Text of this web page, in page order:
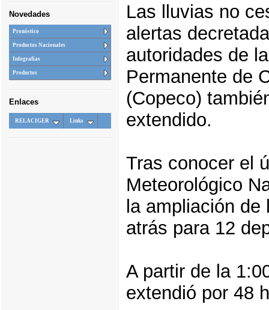
Novedades
Pronóstico
Productos Nacionales
Infografias
Productos
Enlaces
RELACIGER Links
Las lluvias no
alertas
autoridades de
Permanente de
(Copeco)
extendido.
Tras conocer el
Meteorológico
la ampliación de
atrás para 12
A partir de la
extendió por 48